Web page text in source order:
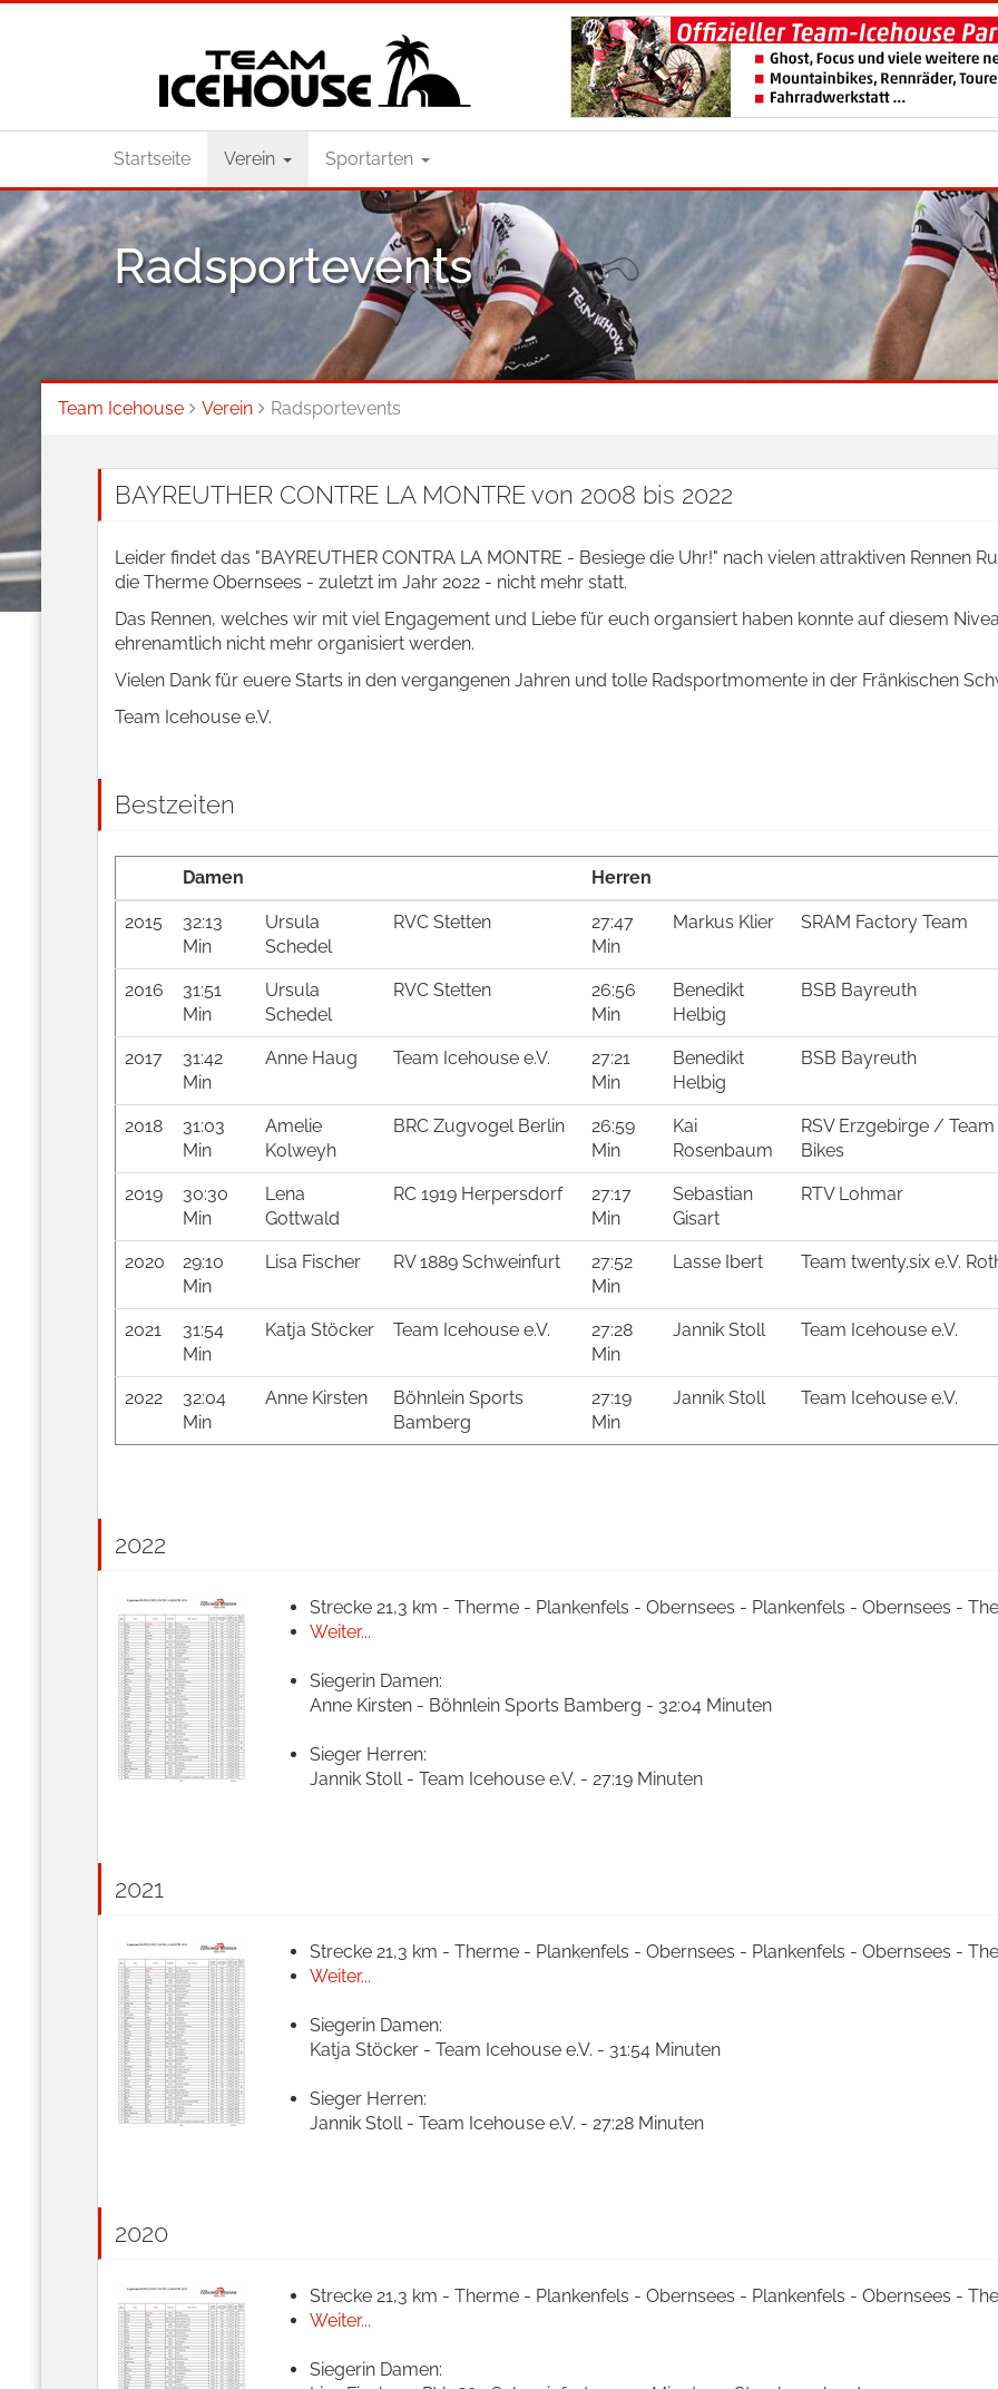
Startseite Verein Sportarten
Radsportevents
Team Icehouse Verein Radsportevents
BAYREUTHER CONTRE LA MONTRE von 2008 bis 2022
Leider findet das "BAYREUTHER CONTRA LA MONTRE - Besiege die Uhr!" nach vielen attraktiven Rennen
die Therme Obernsees - zuletzt im Jahr 2022 - nicht mehr statt.
Das Rennen, welches wir mit viel Engagement und Liebe für euch organsiert haben konnte auf diesem
ehrenamtlich nicht mehr organisiert werden.
Vielen Dank für euere Starts in den vergangenen Jahren und tolle Radsportmomente in der Fränkischen
Team Icehouse e.V.
Bestzeiten
Damen Herren
2015
32:13
Min
Ursula
Schedel
RVC Stetten
27:47
Min
Markus Klier SRAM Factory Team
2016
31:51
Min
Ursula
Schedel
RVC Stetten
26:56
Min
Benedikt
Helbig
BSB Bayreuth
2017
31:42
Min
Anne Haug Team Icehouse e.V.
27:21
Min
Benedikt
Helbig
BSB Bayreuth
2018
31:03
Min
Amelie
Kolweyh
BRC Zugvogel Berlin
26:59
Min
Kai
Rosenbaum
RSV Erzgebirge / Team
Bikes
2019
30:30
Min
Lena
Gottwald
RC 1919 Herpersdorf
27:17
Min
Sebastian
Gisart
RTV Lohmar
2020
29:10
Min
Lisa Fischer RV 1889 Schweinfurt
27:52
Min
Lasse Ibert Team twenty.six e.V.
2021
31:54
Min
Katja Stöcker Team Icehouse e.V.
27:28
Min
Jannik Stoll Team Icehouse e.V.
2022
32:04
Min
Anne Kirsten
Böhnlein Sports
Bamberg
27:19
Min
Jannik Stoll Team Icehouse e.V.
2022
Strecke 21,3 km - Therme - Plankenfels - Obernsees - Plankenfels - Obernsees -
Weiter...
Siegerin Damen:
Anne Kirsten - Böhnlein Sports Bamberg - 32:04 Minuten
Sieger Herren:
Jannik Stoll - Team Icehouse e.V. - 27:19 Minuten
2021
Strecke 21,3 km - Therme - Plankenfels - Obernsees - Plankenfels - Obernsees -
Weiter...
Siegerin Damen:
Katja Stöcker - Team Icehouse e.V. - 31:54 Minuten
Sieger Herren:
Jannik Stoll - Team Icehouse e.V. - 27:28 Minuten
2020
Strecke 21,3 km - Therme - Plankenfels - Obernsees - Plankenfels - Obernsees -
Weiter...
Siegerin Damen: